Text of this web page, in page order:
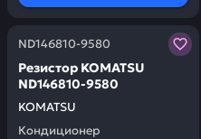
ND146810-9580
KOMATSU
Резистор KOMATSU
ND146810-9580
Кондиционер
Заказывая запчасти у